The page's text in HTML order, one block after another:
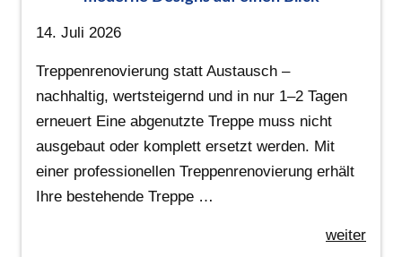
14. Juli 2026
Treppenrenovierung statt Austausch –
nachhaltig, wertsteigernd und in nur 1–2 Tagen
erneuert Eine abgenutzte Treppe muss nicht
ausgebaut oder komplett ersetzt werden. Mit
einer professionellen Treppenrenovierung erhält
Ihre bestehende Treppe …
weiter